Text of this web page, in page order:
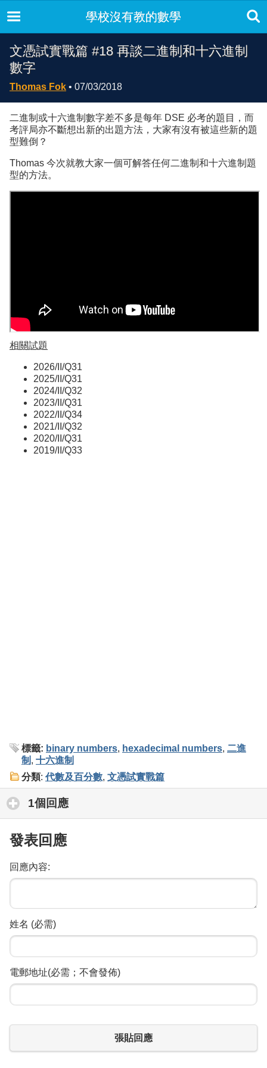
學校沒有教的數學
文憑試實戰篇 #18 再談二進制和十六進制
數字
Thomas Fok • 07/03/2018
二進制或十六進制數字差不多是每年 DSE 必考的題目，而
考評局亦不斷想出新的出題方法，大家有沒有被這些新的題
型難倒？
Thomas 今次就教大家一個可解答任何二進制和十六進制題
型的方法。
相關試題
2026/II/Q31
2025/II/Q31
2024/II/Q32
2023/II/Q31
2022/II/Q34
2021/II/Q32
2020/II/Q31
2019/II/Q33
標籤: binary numbers, hexadecimal numbers, 二進
制 , 十六進制
分類: 代數及百分數, 文憑試實戰篇
1個回應click to expand contents
發表回應
回應內容:
姓名 (必需)
電郵地址(必需；不會發佈)
張貼回應